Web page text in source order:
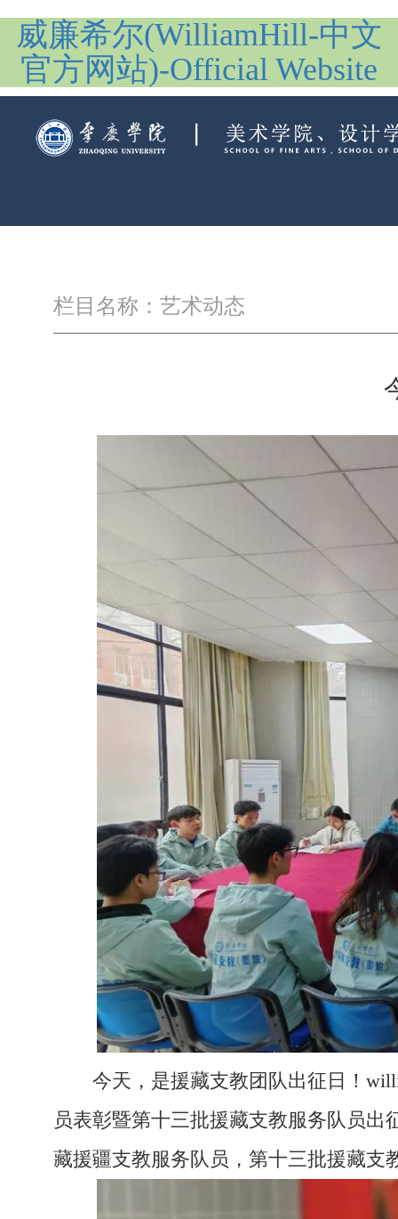
威廉希尔(WilliamHill-中文
官方网站)-Official Website
栏目名称：艺术动态
今天，是援藏支教团队出征日！
员表彰暨第十三批援藏支教服务队员
藏援疆支教服务队员，第十三批援藏支